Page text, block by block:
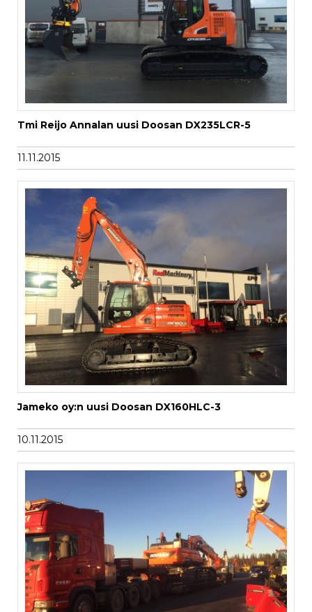
Tmi Reijo Annalan uusi Doosan DX235LCR-5
11.11.2015
Jameko oy:n uusi Doosan DX160HLC-3
10.11.2015